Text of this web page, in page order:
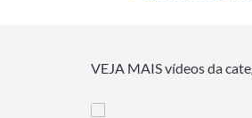
VEJA MAIS vídeos da